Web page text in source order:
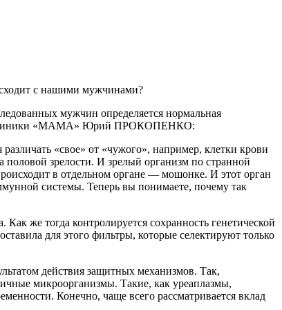
с нашими мужчинами?
мужчин определяется нормальная
клиники «МАМА» Юрий ПРОКОПЕНКО:
«свое» от «чужого», например, клетки крови
зрелости. И зрелый организм по странной
в отдельном органе — мошонке. И этот орган
системы. Теперь вы понимаете, почему так
же тогда контролируется сохранность генетической
для этого фильтры, которые селектируют только
действия защитных механизмов. Так,
микроорганизмы. Такие, как уреаплазмы,
Конечно, чаще всего рассматривается вклад